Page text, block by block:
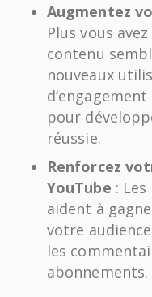
Augmentez
Plus vous
contenu
nouveaux
pour
réussie.
Renforcez
YouTube :
aident à
votre
les
abonnements.